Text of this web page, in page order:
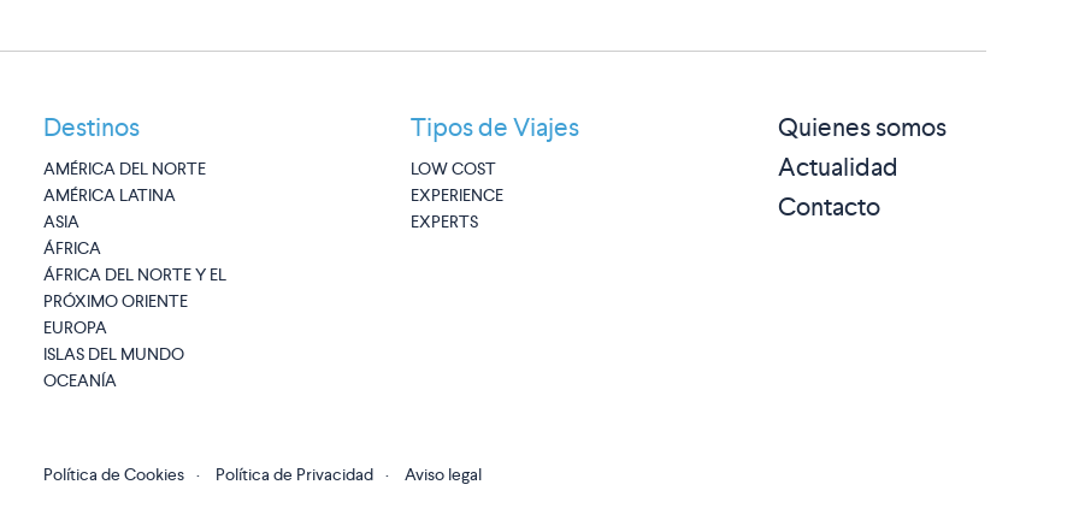
Destinos
AMÉRICA DEL NORTE
AMÉRICA LATINA
ASIA
ÁFRICA
ÁFRICA DEL NORTE Y EL
PRÓXIMO ORIENTE
EUROPA
ISLAS DEL MUNDO
OCEANÍA
Tipos de Viajes
LOW COST
EXPERIENCE
EXPERTS
Quienes somos
Actualidad
Contacto
Política de Cookies · Política de Privacidad · Aviso legal